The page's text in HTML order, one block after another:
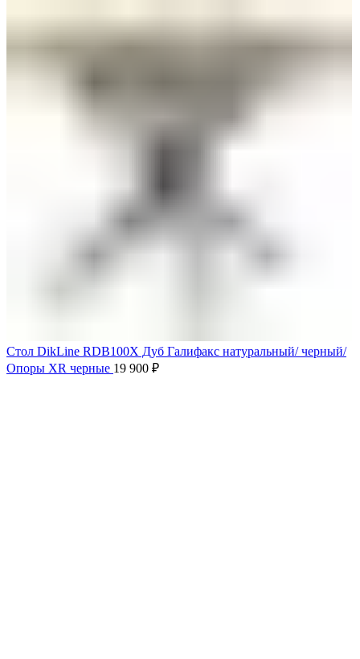
Стол DikLine RDB100X Дуб Галифакс натуральный/ черный/
Опоры XR черные 19 900 ₽